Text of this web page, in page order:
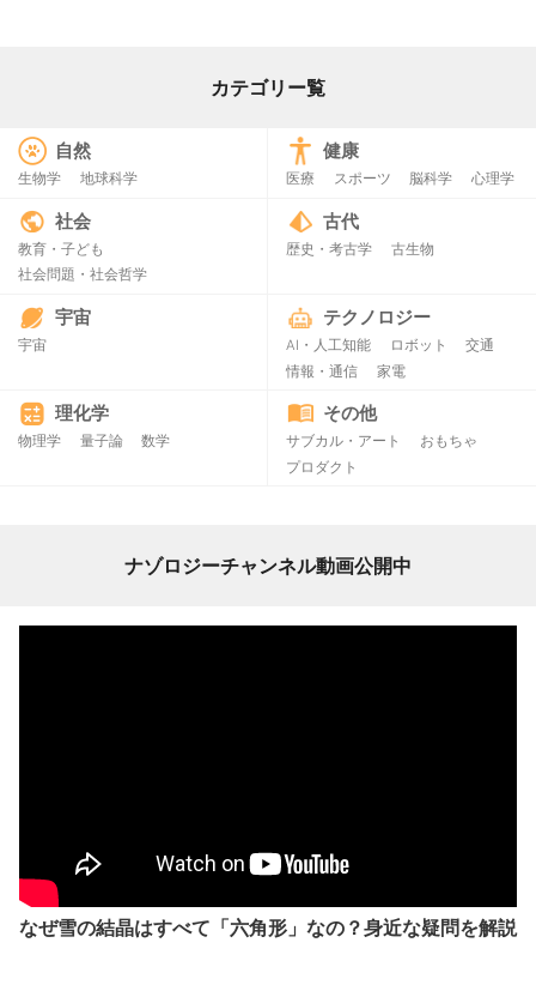
カテゴリー覧
自然
生物学 地球科学
健康
医療 スポーツ 脳科学 心理学
社会
教育・子ども
社会問題・社会哲学
古代
歴史・考古学 古生物
宇宙
宇宙
テクノロジー
AI・人工知能 ロボット
交通
情報・通信
家電
理化学
物理学 量子論 数学
その他
サブカル・アート
おもちゃ
プロダクト
ナゾロジーチャンネル動画公開中
なぜ雪の結晶はすべて「六角形」なの？身近な疑問を解説